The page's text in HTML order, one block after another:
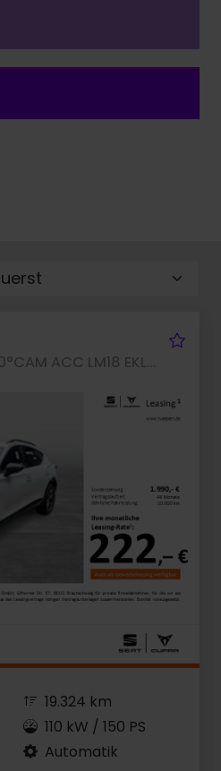
Formentor 1.5 eTSI 360°CAM ACC LM18 EKLAPPE NAVI
19.324 km
110 kW / 150 PS
Automatik